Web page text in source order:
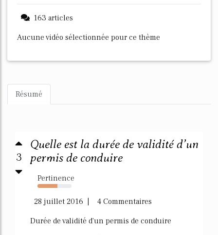
163 articles
Aucune vidéo sélectionnée pour ce thème
Résumé
3
Quelle est la durée de validité d’un
permis de conduire
Pertinence
58%
28 juillet 2016 | 4 Commentaires
Durée de validité d'un permis de conduire